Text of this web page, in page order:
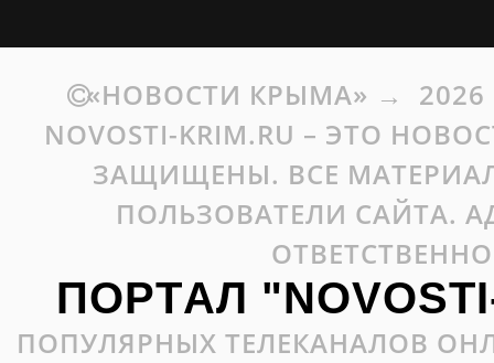
«НОВОСТИ КРЫМА» → 2026
NOVOSTI-KRIM.RU – ЭТО
ЗАЩИЩЕНЫ. ВСЕ
ПОЛЬЗОВАТЕЛИ САЙТА.
ПОРТАЛ
ПОПУЛЯРНЫХ ТЕЛЕКАНАЛОВ